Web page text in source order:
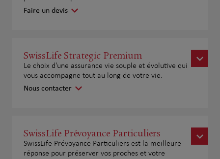
Faire un devis
SwissLife Strategic Premium
Le choix d'une assurance vie souple et évolutive qui
vous accompagne tout au long de votre vie.
Nous contacter
SwissLife Prévoyance Particuliers
SwissLife Prévoyance Particuliers est la meilleure
réponse pour préserver vos proches et votre